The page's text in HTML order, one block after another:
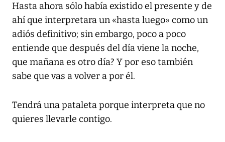
Hasta ahora sólo había existido el presente y de
ahí que interpretara un «hasta luego» como un
adiós definitivo; sin embargo, poco a poco
entiende que después del día viene la noche,
que mañana es otro día? Y por eso también
sabe que vas a volver a por él.
Tendrá una pataleta porque interpreta que no
quieres llevarle contigo.